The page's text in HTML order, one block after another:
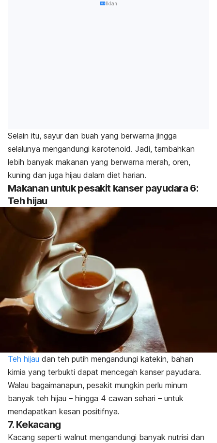
Iklan
Selain itu, sayur dan buah yang berwarna jingga
selalunya mengandungi karotenoid. Jadi, tambahkan
lebih banyak makanan yang berwarna merah, oren,
kuning dan juga hijau dalam diet harian.
Makanan untuk pesakit kanser payudara 6:
Teh hijau
Teh hijau dan teh putih mengandungi katekin, bahan
kimia yang terbukti dapat mencegah kanser payudara.
Walau bagaimanapun, pesakit mungkin perlu minum
banyak teh hijau – hingga 4 cawan sehari – untuk
mendapatkan kesan positifnya.
7. Kekacang
Kacang seperti walnut mengandungi banyak nutrisi dan